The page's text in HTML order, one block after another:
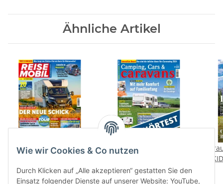
Ähnliche Artikel
Reisemobil International
Print-Ausgabe
2,99 € -5,50 € *
Zubehörtest: LED-
0,99 €*
Wie wir Cookies & Co nutzen
Durch Klicken auf „Alle akzeptieren“ gestatten Sie den
Einsatz folgender Dienste auf unserer Website: YouTube,